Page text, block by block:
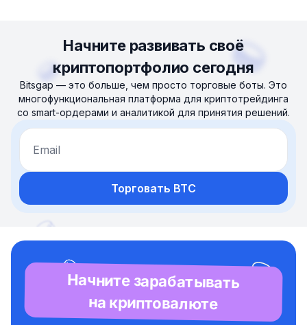
Начните развивать своё
криптопортфолио сегодня
Bitsgap — это больше, чем просто торговые боты. Это
многофункциональная платформа для криптотрейдинга
со smart-ордерами и аналитикой для принятия решений.
Email
Торговать BTC
Начните зарабатывать
на криптовалюте